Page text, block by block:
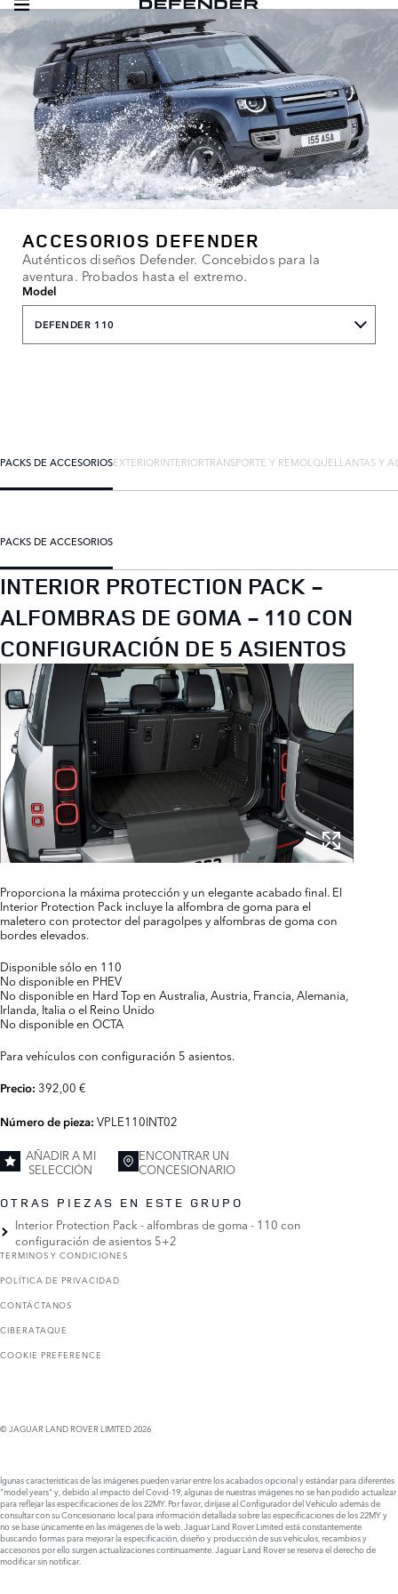
ACCESORIOS DEFENDER
Auténticos diseños Defender. Concebidos para la
aventura. Probados hasta el extremo.
Model
DEFENDER 110
PACKS DE ACCESORIOSEXTERIORINTERIORTRANSPORTE Y REMOLQUELLANTAS Y
PACKS DE ACCESORIOS
INTERIOR PROTECTION PACK -
ALFOMBRAS DE GOMA - 110 CON
CONFIGURACIÓN DE 5 ASIENTOS
Proporciona la máxima protección y un elegante acabado final. El
Interior Protection Pack incluye la alfombra de goma para el
maletero con protector del paragolpes y alfombras de goma con
bordes elevados.
Disponible sólo en 110
No disponible en PHEV
No disponible en Hard Top en Australia, Austria, Francia, Alemania,
Irlanda, Italia o el Reino Unido
No disponible en OCTA
Para vehículos con configuración 5 asientos.
Precio: 392,00 €
Número de pieza: VPLE110INT02
AÑADIR A MI
SELECCIÓN
ENCONTRAR UN
CONCESIONARIO
OTRAS PIEZAS EN ESTE GRUPO
Interior Protection Pack - alfombras de goma - 110 con
configuración de asientos 5+2
TERMINOS Y CONDICIONES
POLÍTICA DE PRIVACIDAD
CONTÁCTANOS
CIBERATAQUE
COOKIE PREFERENCE
© JAGUAR LAND ROVER LIMITED 2026
lgunas características de las imágenes pueden variar entre los acabados opcional y estándar para diferentes
"model years" y, debido al impacto del Covid-19, algunas de nuestras imágenes no se han podido actualizar
para reflejar las especificaciones de los 22MY. Por favor, diríjase al Configurador del Vehículo además de
consultar con su Concesionario local para información detallada sobre las especificaciones de los 22MY y
no se base únicamente en las imágenes de la web. Jaguar Land Rover Limited está constantemente
buscando formas para mejorar la especificación, diseño y producción de sus vehículos, recambios y
accesorios por ello surgen actualizaciones continuamente. Jaguar Land Rover se reserva el derecho de
modificar sin notificar.